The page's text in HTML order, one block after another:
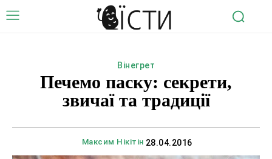
Вінегрет
Печемо паску: секрети,
звичаї та традиції
Максим Нікітін 28.04.2016